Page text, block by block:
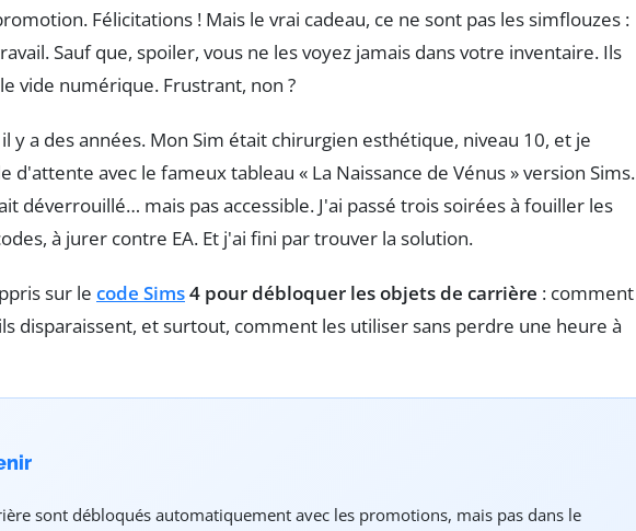
Félicitations ! Mais le vrai cadeau, ce ne sont pas les simflouzes :
Sauf que, spoiler, vous ne les voyez jamais dans votre inventaire. Ils
vide numérique. Frustrant, non ?
y a des années. Mon Sim était chirurgien esthétique, niveau 10, et je
d'attente avec le fameux tableau « La Naissance de Vénus » version Sims.
déverrouillé… mais pas accessible. J'ai passé trois soirées à fouiller les
à jurer contre EA. Et j'ai fini par trouver la solution.
sur le code Sims4 pour débloquer les objets de carrière : comment
disparaissent, et surtout, comment les utiliser sans perdre une heure à
sont débloqués automatiquement avec les promotions, mais pas dans le